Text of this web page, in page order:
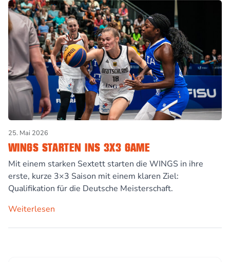
25. Mai 2026
WINGS STARTEN INS 3X3 GAME
Mit einem starken Sextett starten die WINGS in ihre
erste, kurze 3×3 Saison mit einem klaren Ziel:
Qualifikation für die Deutsche Meisterschaft.
Weiterlesen